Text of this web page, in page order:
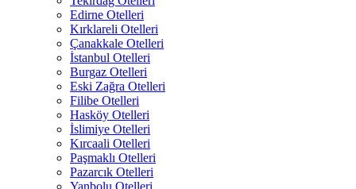
Edirne Otelleri
Kırklareli Otelleri
Çanakkale Otelleri
İstanbul Otelleri
Burgaz Otelleri
Eski Zağra Otelleri
Filibe Otelleri
Hasköy Otelleri
İslimiye Otelleri
Kırcaali Otelleri
Paşmaklı Otelleri
Pazarcık Otelleri